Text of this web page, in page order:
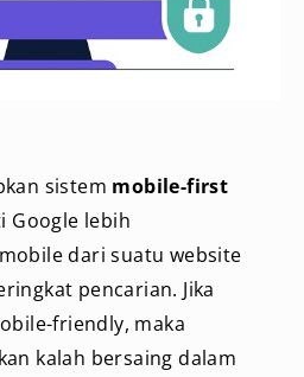
sistem mobile-first
Google lebih
dari suatu website
pencarian. Jika
friendly, maka
kalah bersaing dalam